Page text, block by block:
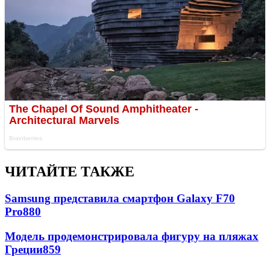
ЧИТАЙТЕ ТАКЖЕ
Samsung представила смартфон Galaxy F70
Pro880
Модель продемонстрировала фигуру на пляжах
Греции859